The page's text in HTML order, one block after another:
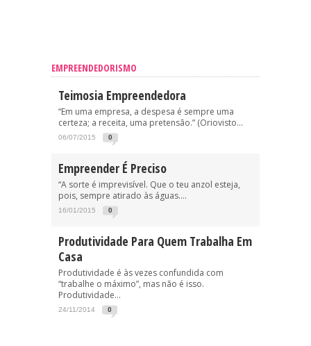
EMPREENDEDORISMO
Teimosia Empreendedora
“Em uma empresa, a despesa é sempre uma
certeza; a receita, uma pretensão.” (Oriovisto...
06/07/2015 0
Empreender É Preciso
“A sorte é imprevisível. Que o teu anzol esteja,
pois, sempre atirado às águas....
16/01/2015 0
Produtividade Para Quem Trabalha Em
Casa
Produtividade é às vezes confundida com
“trabalhe o máximo”, mas não é isso.
Produtividade...
24/11/2014 0